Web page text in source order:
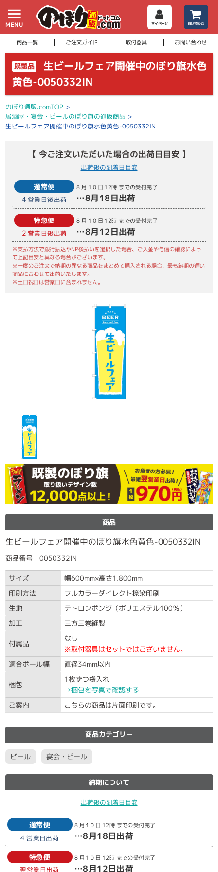
menu
MENU マイページ 買い物かご
商品一覧 ご注文ガイド 取付器具 お問い合わせ
既製品
生ビールフェア開催中のぼり旗水色
黄色-0050332IN
のぼり通販.comTOP >
居酒屋・宴会・ビールのぼり旗の通販商品 >
生ビールフェア開催中のぼり旗水色黄色-0050332IN
【 今ご注文いただいた場合の出荷日目安 】
出荷後の到着日目安
通常便
4 営業日後出荷
8月10日 12時 までの受付完了
…8月18日出荷
特急便
2 営業日後出荷
8月10日 12時 までの受付完了
…8月12日出荷
※支払方法で銀行振込やNP後払いを選択した場合、ご入金や与信の確認によっ
て上記目安と異なる場合がございます。
※一度のご注文で納期の異なる商品をまとめて購入される場合、最も納期の遅い
商品に合わせて出荷いたします。
※土日祝日は営業日に含まれません。
商品
生ビールフェア開催中のぼり旗水色黄色-0050332IN
商品番号：0050332IN
サイズ
幅600mm×高さ1,800mm
印刷方法
フルカラーダイレクト捺染印刷
生地
テトロンポンジ（ポリエステル100％）
加工
三方三巻縫製
付属品
なし
※取付器具はセットではございません。
適合ポール幅
直径34mm以内
梱包
1枚ずつ袋入れ
→梱包を写真で確認する
ご案内
こちらの商品は片面印刷です。
商品カテゴリー
ビール 宴会・ビール
納期について
出荷後の到着日目安
通常便
4 営業日出荷
8月10日 12時 までの受付完了
…8月18日出荷
特急便
翌営業日出荷
8月10日 12時 までの受付完了
…8月12日出荷